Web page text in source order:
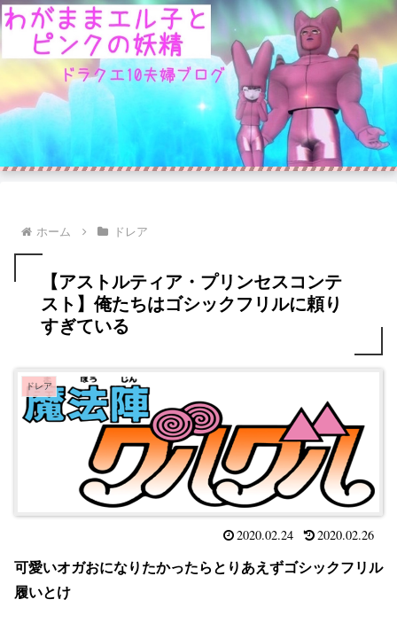
ホーム ドレア
【アストルティア・プリンセスコンテ
スト】俺たちはゴシックフリルに頼り
すぎている
ドレア
2020.02.24 2020.02.26
可愛いオガおになりたかったらとりあえずゴシックフリル
履いとけ